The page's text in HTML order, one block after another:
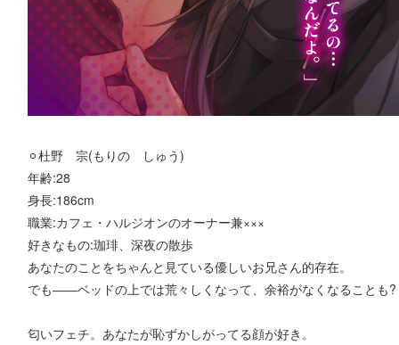
⚪︎杜野 宗(もりの しゅう)
年齢:28
身長:186cm
職業:カフェ・ハルジオンのオーナー兼×××
好きなもの:珈琲、深夜の散歩
あなたのことをちゃんと見ている優しいお兄さん的存在。
でも――ベッドの上では荒々しくなって、余裕がなくなることも?
匂いフェチ。あなたが恥ずかしがってる顔が好き。